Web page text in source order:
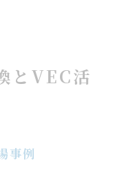
とVEC活
事例